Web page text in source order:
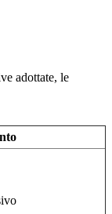
adottate, le